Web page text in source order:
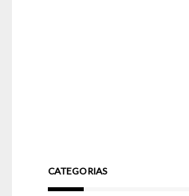
CATEGORIAS